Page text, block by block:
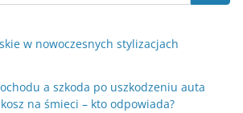
w nowoczesnych stylizacjach
a szkoda po uszkodzeniu auta
na śmieci – kto odpowiada?